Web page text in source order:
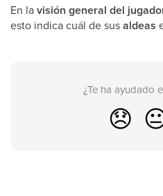
En lavisión general del
esto indica cuál de susaldeas
¿Te ha ayudado
😞